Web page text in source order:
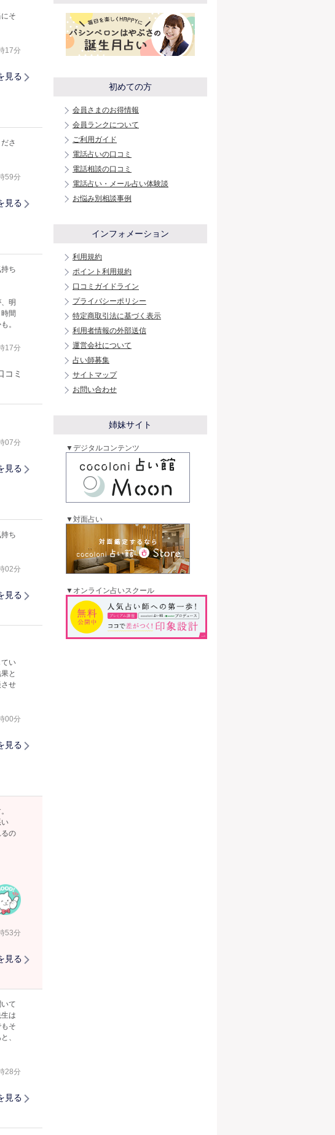
そ
17分
見る
さ
59分
見る
ち
明
間
。
17分
コミ
07分
見る
ち
02分
見る
い
と
せ
00分
見る
の
53分
見る
て
は
そ
、
28分
見る
初めての方
会員さまのお得情報
会員ランクについて
ご利用ガイド
電話占いの口コミ
電話相談の口コミ
電話占い・メール占い体験談
お悩み別相談事例
インフォメーション
利用規約
ポイント利用規約
口コミガイドライン
プライバシーポリシー
特定商取引法に基づく表示
利用者情報の外部送信
運営会社について
占い師募集
サイトマップ
お問い合わせ
姉妹サイト
▼デジタルコンテンツ
▼対面占い
▼オンライン占いスクール